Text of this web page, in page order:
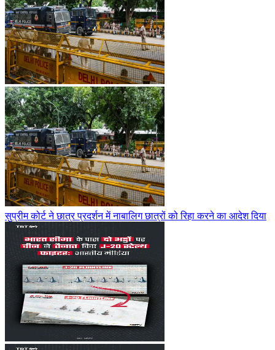
सुप्रीम कोर्ट ने छात्र प्रदर्शन में नाबालिग छात्रों को रिहा करने का आदेश दिया